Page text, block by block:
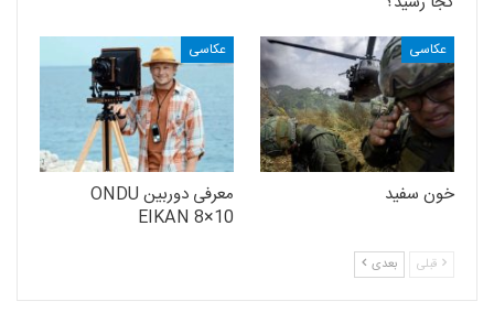
عکاسی
خون سفید
عکاسی
معرفی دوربین ONDU
EIKAN 8×10
قبلی بعدی